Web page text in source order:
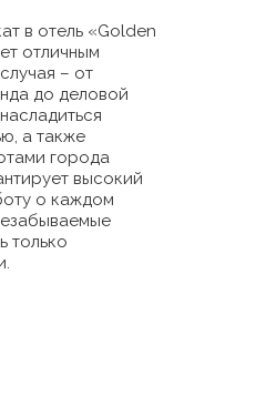
в отель «Golden
отличным
– от
до деловой
а также
города
высокий
о каждом
только